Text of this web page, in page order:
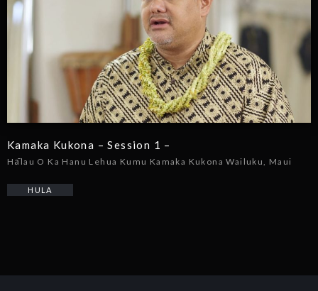
Kamaka Kukona – Session 1 –
Hālau O Ka Hanu Lehua Kumu Kamaka Kukona Wailuku, Maui
HULA